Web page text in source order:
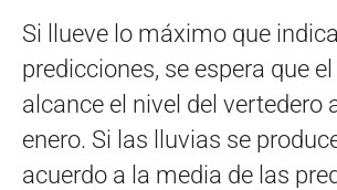
Si llueve lo máximo que
predicciones, se espera que
alcance el nivel del vertedero
enero. Si las lluvias se
acuerdo a la media de las